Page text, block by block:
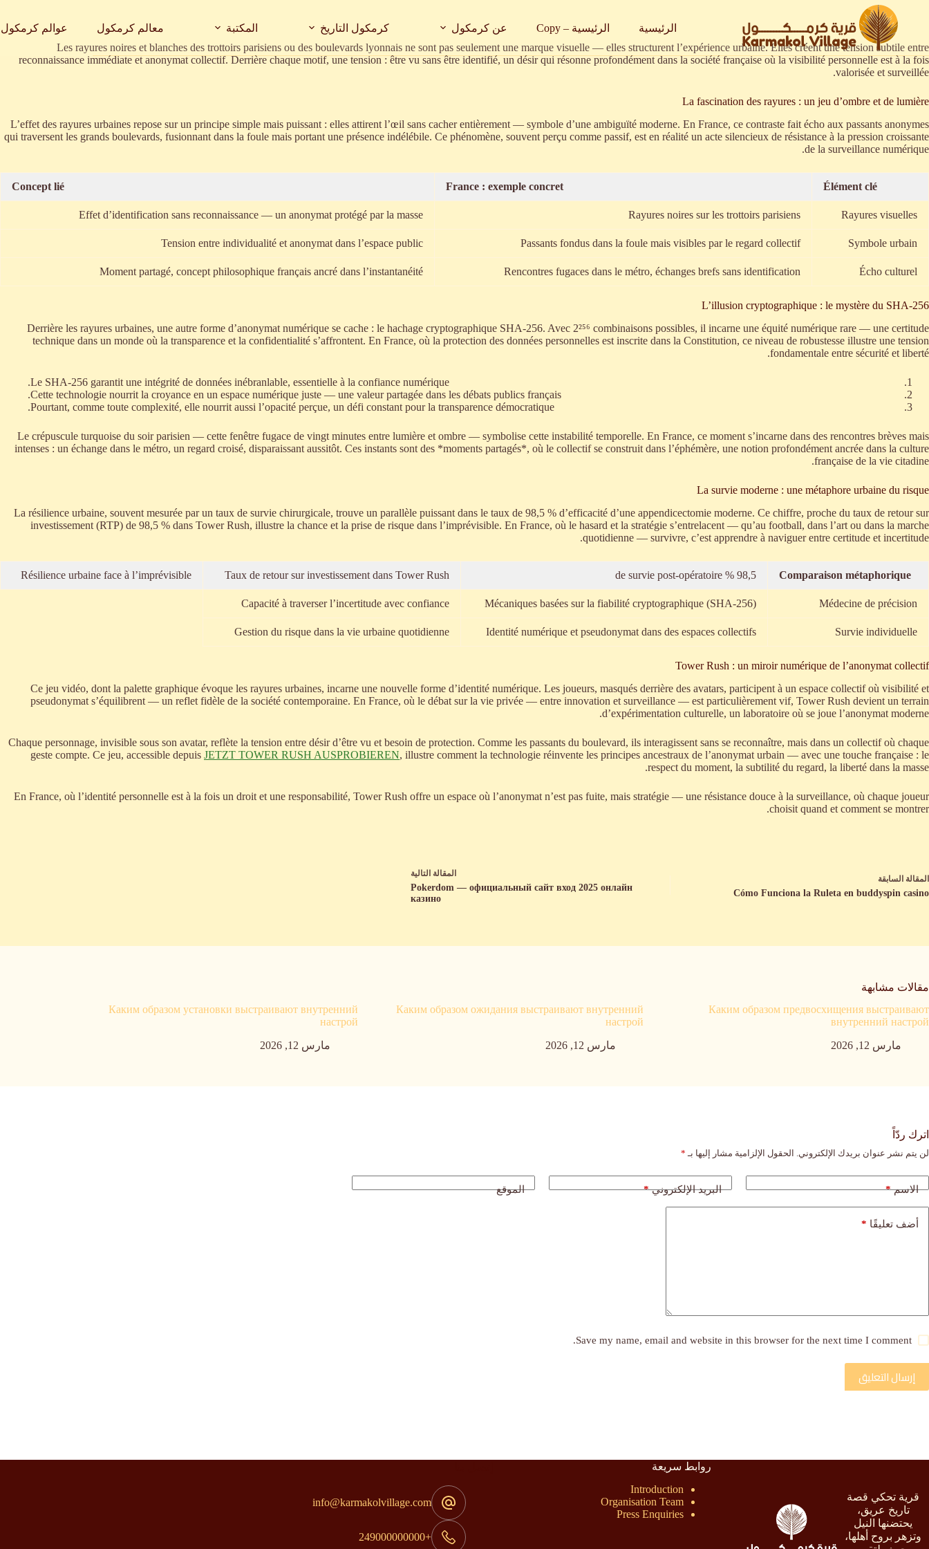
المحتوى
الرئيسية الرئيسية – Copy عن كرمكول كرمكول التاريخ المكتبة معالم كرمكول
عوالم كرمكول
Les rayures noires et blanches des trottoirs parisiens ou des boulevards lyonnais ne sont pas seulement une marque visuelle — elles structurent l’expérience urbaine. Elles créent une tension subtile entre
reconnaissance immédiate et anonymat collectif. Derrière chaque motif, une tension : être vu sans être identifié, un désir qui résonne profondément dans la société française où la visibilité personnelle est à la fois
valorisée et surveillée.
La fascination des rayures : un jeu d’ombre et de lumière
L’effet des rayures urbaines repose sur un principe simple mais puissant : elles attirent l’œil sans cacher entièrement — symbole d’une ambiguïté moderne. En France, ce contraste fait écho aux passants anonymes
qui traversent les grands boulevards, fusionnant dans la foule mais portant une présence indélébile. Ce phénomène, souvent perçu comme passif, est en réalité un acte silencieux de résistance à la pression croissante
de la surveillance numérique.
Élément clé
France : exemple concret
Concept lié
Rayures visuelles
Rayures noires sur les trottoirs parisiens
Effet d’identification sans reconnaissance — un anonymat protégé par la masse
Symbole urbain
Passants fondus dans la foule mais visibles par le regard collectif
Tension entre individualité et anonymat dans l’espace public
Écho culturel
Rencontres fugaces dans le métro, échanges brefs sans identification
Moment partagé, concept philosophique français ancré dans l’instantanéité
L’illusion cryptographique : le mystère du SHA-256
Derrière les rayures urbaines, une autre forme d’anonymat numérique se cache : le hachage cryptographique SHA-256. Avec 2²⁵⁶ combinaisons possibles, il incarne une équité numérique rare — une certitude
technique dans un monde où la transparence et la confidentialité s’affrontent. En France, où la protection des données personnelles est inscrite dans la Constitution, ce niveau de robustesse illustre une tension
fondamentale entre sécurité et liberté.
Le SHA-256 garantit une intégrité de données inébranlable, essentielle à la confiance numérique.
Cette technologie nourrit la croyance en un espace numérique juste — une valeur partagée dans les débats publics français.
Pourtant, comme toute complexité, elle nourrit aussi l’opacité perçue, un défi constant pour la transparence démocratique.
Le crépuscule turquoise du soir parisien — cette fenêtre fugace de vingt minutes entre lumière et ombre — symbolise cette instabilité temporelle. En France, ce moment s’incarne dans des rencontres brèves mais
intenses : un échange dans le métro, un regard croisé, disparaissant aussitôt. Ces instants sont des *moments partagés*, où le collectif se construit dans l’éphémère, une notion profondément ancrée dans la culture
française de la vie citadine.
La survie moderne : une métaphore urbaine du risque
La résilience urbaine, souvent mesurée par un taux de survie chirurgicale, trouve un parallèle puissant dans le taux de 98,5 % d’efficacité d’une appendicectomie moderne. Ce chiffre, proche du taux de retour sur
investissement (RTP) de 98,5 % dans Tower Rush, illustre la chance et la prise de risque dans l’imprévisible. En France, où le hasard et la stratégie s’entrelacent — qu’au football, dans l’art ou dans la marche
quotidienne — survivre, c’est apprendre à naviguer entre certitude et incertitude.
Comparaison métaphorique
98,5 % de survie post-opératoire
Taux de retour sur investissement dans Tower Rush
Résilience urbaine face à l’imprévisible
Médecine de précision
Mécaniques basées sur la fiabilité cryptographique (SHA-256)
Capacité à traverser l’incertitude avec confiance
Survie individuelle
Identité numérique et pseudonymat dans des espaces collectifs
Gestion du risque dans la vie urbaine quotidienne
Tower Rush : un miroir numérique de l’anonymat collectif
Ce jeu vidéo, dont la palette graphique évoque les rayures urbaines, incarne une nouvelle forme d’identité numérique. Les joueurs, masqués derrière des avatars, participent à un espace collectif où visibilité et
pseudonymat s’équilibrent — un reflet fidèle de la société contemporaine. En France, où le débat sur la vie privée — entre innovation et surveillance — est particulièrement vif, Tower Rush devient un terrain
d’expérimentation culturelle, un laboratoire où se joue l’anonymat moderne.
Chaque personnage, invisible sous son avatar, reflète la tension entre désir d’être vu et besoin de protection. Comme les passants du boulevard, ils interagissent sans se reconnaître, mais dans un collectif où chaque
geste compte. Ce jeu, accessible depuis JETZT TOWER RUSH AUSPROBIEREN, illustre comment la technologie réinvente les principes ancestraux de l’anonymat urbain — avec une touche française : le
respect du moment, la subtilité du regard, la liberté dans la masse.
En France, où l’identité personnelle est à la fois un droit et une responsabilité, Tower Rush offre un espace où l’anonymat n’est pas fuite, mais stratégie — une résistance douce à la surveillance, où chaque joueur
choisit quand et comment se montrer.
المقالة السابقة
Cómo Funciona la Ruleta en buddyspin casino
المقالة التالية
Pokerdom — официальный сайт вход 2025 онлайн
казино
مقالات مشابهة
Каким образом предвосхищения выстраивают
внутренний настрой
مارس 12, 2026
Каким образом ожидания выстраивают внутренний
настрой
مارس 12, 2026
Каким образом установки выстраивают внутренний
настрой
مارس 12, 2026
اترك ردّاً
لن يتم نشر عنوان بريدك الإلكتروني. الحقول الإلزامية مشار إليها بـ *
الاسم* البريد الإلكتروني* الموقع
أضف تعليقًا *
Save my name, email and website in this browser for the next time I comment.
إرسال التعليق
قرية تحكي قصة
تاريخ عريق،
يحتضنها النيل
وتزهر بروح أهلها،
روابط سريعة
Introduction
Organisation Team
Press Enquiries
info@karmakolvillage.com
+249000000000